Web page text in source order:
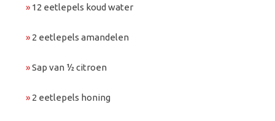
» 12 eetlepels koud water
» 2 eetlepels amandelen
»Sap van ½ citroen
» 2 eetlepels honing